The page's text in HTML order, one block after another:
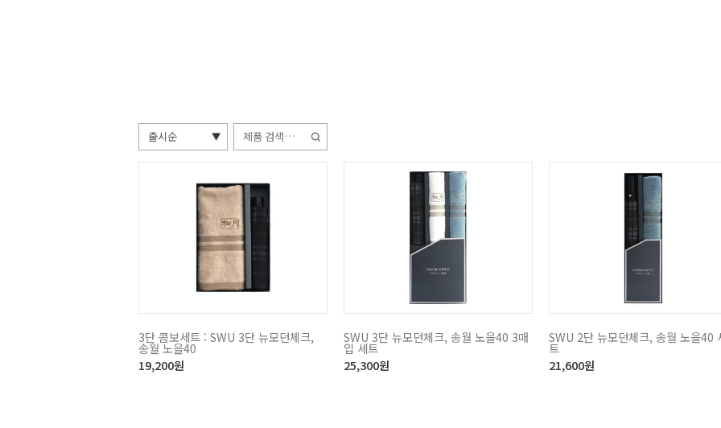
검
색:
3단 콤보세트 : SWU 3단 뉴모던체크,
송월 노을40
19,200원
SWU 3단 뉴모던체크, 송월 노을40 3매
입 세트
25,300원
SWU 2단 뉴모던체크, 송월 노을40
트
21,600원